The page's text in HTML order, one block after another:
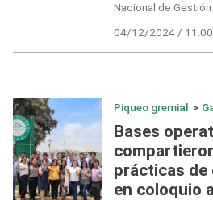
Nacional de
04/12/2024 / 11:00
Piqueo gremial >
Bases
prácticas de
en coloquio